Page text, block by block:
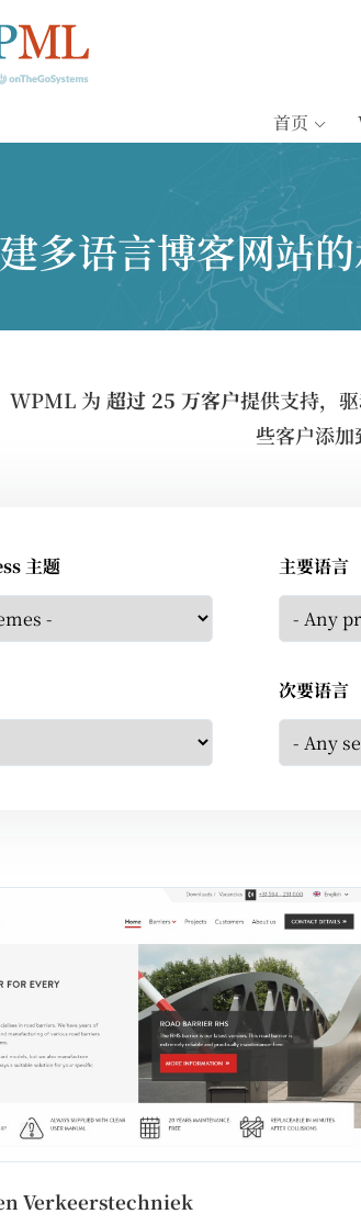
首页
多语言博客网站
WPML 为 超过 25 万客户提供支持，
些客户添加
主题 主要语言
次要语言
Verkeerstechniek